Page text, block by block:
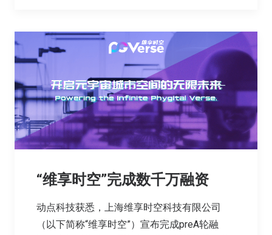
“维享时空”完成数千万融资
动点科技获悉，上海维享时空科技有限公司
（以下简称“维享时空”）宣布完成preA轮融